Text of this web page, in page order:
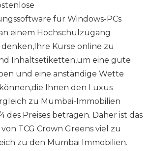
für Windows-PCs
einem Hochschulzugang
Kurse online zu
Inhaltsetiketten,um eine gute
und eine anständige Wette
Ihnen den Luxus
zu Mumbai-Immobilien
des Preises betragen. Daher ist das
TCG Crown Greens viel zu
zu den Mumbai Immobilien.